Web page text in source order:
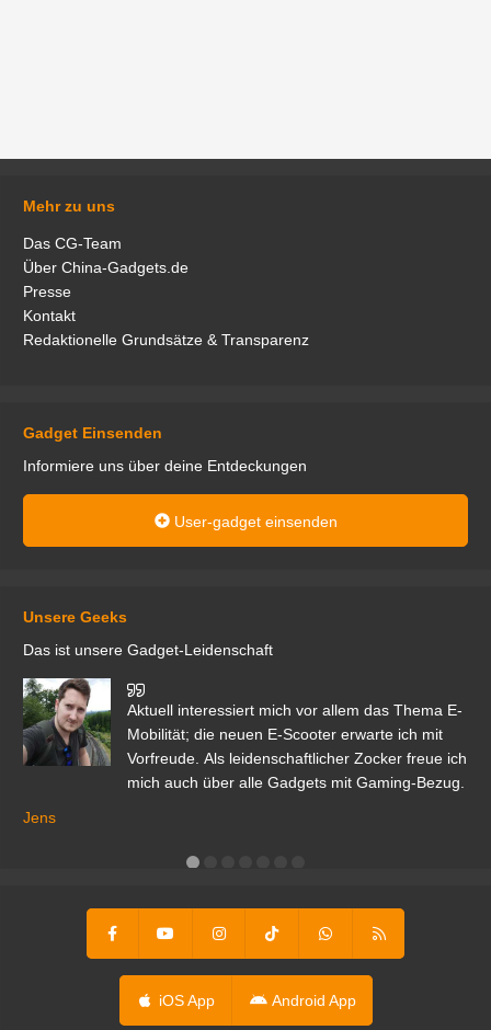
Mehr zu uns
Das CG-Team
Über China-Gadgets.de
Presse
Kontakt
Redaktionelle Grundsätze & Transparenz
Gadget Einsenden
Informiere uns über deine Entdeckungen
User-gadget einsenden
Unsere Geeks
Das ist unsere Gadget-Leidenschaft
Aktuell interessiert mich vor allem das Thema E-
Mobilität; die neuen E-Scooter erwarte ich mit
Vorfreude. Als leidenschaftlicher Zocker freue ich
mich auch über alle Gadgets mit Gaming-Bezug.
Jens
iOS App Android App